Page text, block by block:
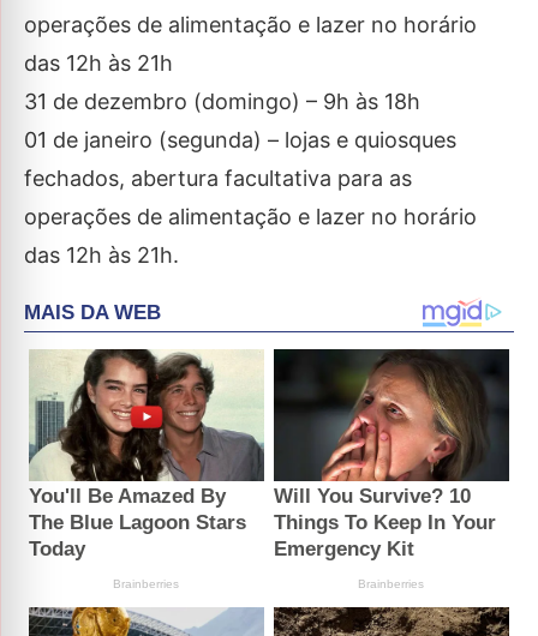
operações de alimentação e lazer no horário
das 12h às 21h
31 de dezembro (domingo) – 9h às 18h
01 de janeiro (segunda) – lojas e quiosques
fechados, abertura facultativa para as
operações de alimentação e lazer no horário
das 12h às 21h.